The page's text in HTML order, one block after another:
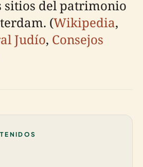
sitios del patrimonio
(Wikipedia,
Judío, Consejos